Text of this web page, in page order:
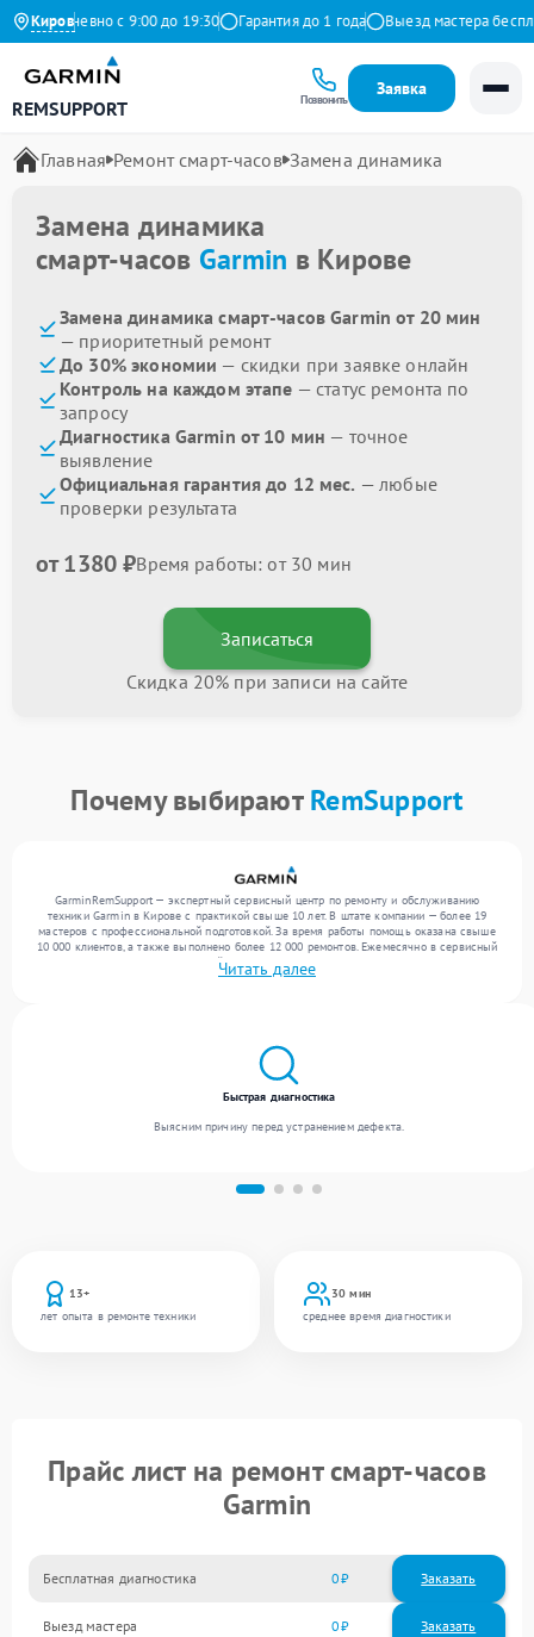
Киров
Ежедневно с 9:00 до 19:30 Гарантия до 1 года Выезд мастера
REMSUPPORT Позвонить
Заявка
Главная Ремонт смарт-часов Замена динамика
Замена динамика
смарт-часов Garmin в Кирове
Замена динамика смарт-часов Garmin от 20 мин
— приоритетный ремонт
До 30% экономии — скидки при заявке онлайн
Контроль на каждом этапе — статус ремонта по
запросу
Диагностика Garmin от 10 мин — точное
выявление
Официальная гарантия до 12 мес. — любые
проверки результата
от 1380 ₽Время работы: от 30 мин
Записаться
Скидка 20% при записи на сайте
Почему выбираютRemSupport
GarminRemSupport — экспертный сервисный центр по ремонту и обслуживанию
техники Garmin в Кирове с практикой свыше 10 лет. В штате компании — более 19
мастеров с профессиональной подготовкой. За время работы помощь оказана свыше
10 000 клиентов, а также выполнено более 12 000 ремонтов. Ежемесячно в сервисный
центр поступает более 300 устройств, включая , , . Мы выполняем ремонт различного
уровня сложности и обеспечиваем надежный результат благодаря отлаженным
Читать далее
13+
лет опыта в ремонте техники
30 мин
среднее время диагностики
Быстрая диагностика
Выясним причину перед устранением дефекта.
Прайс лист на ремонт смарт-часов
Garmin
Бесплатная диагностика 0 Заказать
Выезд мастера 0 Заказать